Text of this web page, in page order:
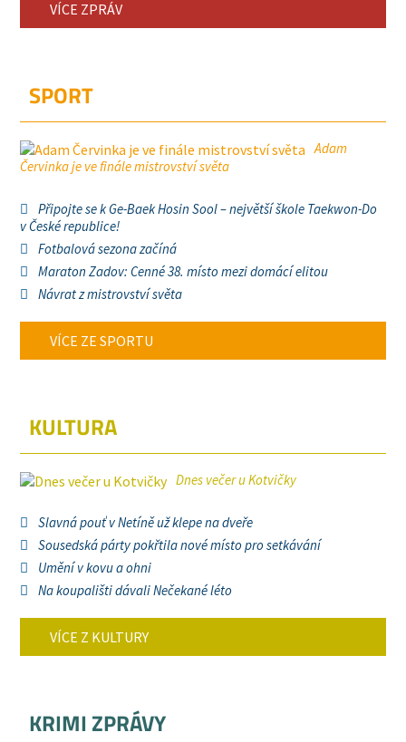
VÍCE ZPRÁV
SPORT
Adam
Červinka je ve finále mistrovství světa
Připojte se k Ge-Baek Hosin Sool – největší škole Taekwon-Do
v České republice!
Fotbalová sezona začíná
Maraton Zadov: Cenné 38. místo mezi domácí elitou
Návrat z mistrovství světa
VÍCE ZE SPORTU
KULTURA
Dnes večer u Kotvičky
Slavná pouť v Netíně už klepe na dveře
Sousedská párty pokřtila nové místo pro setkávání
Umění v kovu a ohni
Na koupališti dávali Nečekané léto
VÍCE Z KULTURY
KRIMI ZPRÁVY